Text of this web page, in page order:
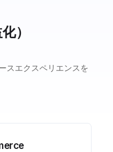
）
スエクスペリエンスを